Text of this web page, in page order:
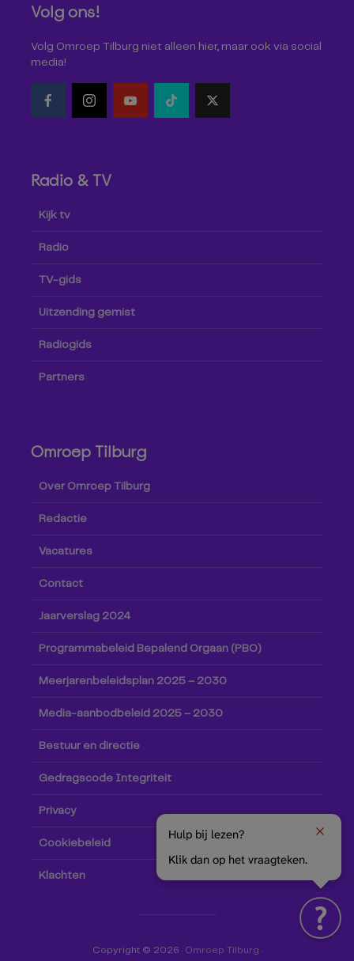
Volg ons!
Volg Omroep Tilburg niet alleen hier, maar ook via social
media!
Radio & TV
Kijk tv
Radio
TV-gids
Uitzending gemist
Radiogids
Partners
Omroep Tilburg
Over Omroep Tilburg
Redactie
Vacatures
Contact
Jaarverslag 2024
Programmabeleid Bepalend Orgaan (PBO)
Meerjarenbeleidsplan 2025 – 2030
Media-aanbodbeleid 2025 – 2030
Bestuur en directie
Gedragscode Integriteit
Privacy
Cookiebeleid
Klachten
Copyright © 2026 · Omroep Tilburg ·
Hulp bij lezen?
Klik dan op het vraagteken.